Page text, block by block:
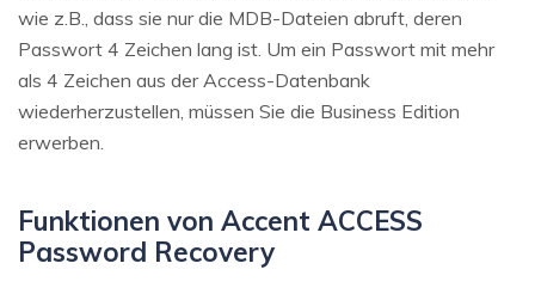
wie z.B., dass sie nur die MDB-Dateien abruft, deren
Passwort 4 Zeichen lang ist. Um ein Passwort mit mehr
als 4 Zeichen aus der Access-Datenbank
wiederherzustellen, müssen Sie die Business Edition
erwerben.
Funktionen von Accent ACCESS
Password Recovery